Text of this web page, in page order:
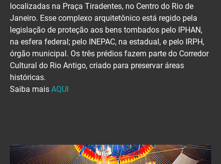
localizadas na Praça Tiradentes, no Centro do Rio de
Janeiro. Esse complexo arquitetônico está regido pela
legislação de proteção aos bens tombados pelo IPHAN,
na esfera federal; pelo INEPAC, na estadual, e pelo IRPH,
órgão municipal. Os três prédios fazem parte do Corredor
Cultural do Rio Antigo, criado para preservar áreas
históricas.
Saiba mais AQUI